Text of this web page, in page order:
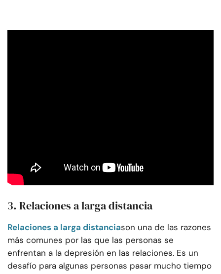
3. Relaciones a larga distancia
Relaciones a larga distanciason una de las razones
más comunes por las que las personas se
enfrentan a la depresión en las relaciones. Es un
desafío para algunas personas pasar mucho tiempo